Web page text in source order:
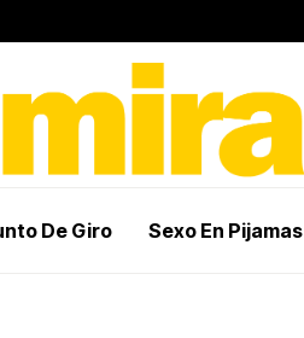
De Giro Sexo En Pijamas